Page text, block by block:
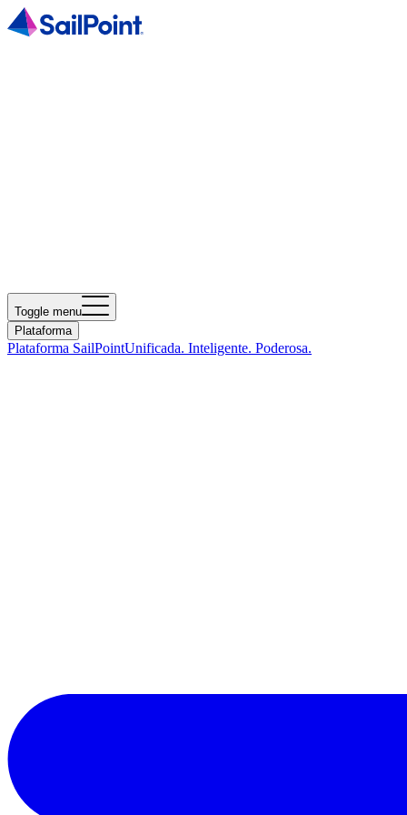
Toggle menu
Plataforma
Plataforma SailPointUnificada. Inteligente. Poderosa.